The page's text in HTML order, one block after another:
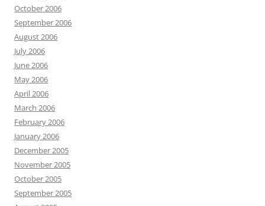
October 2006
September 2006
August 2006
July 2006
June 2006
May 2006
April 2006
March 2006
February 2006
January 2006
December 2005
November 2005
October 2005
September 2005